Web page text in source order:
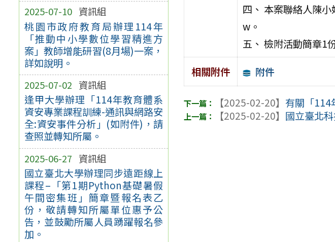
2025-07-10 資訊組
桃園市政府教育局辦理114年
「推動中小學數位學習精進方
案」教師增能研習(8月場)一案，
詳如說明。
2025-07-02 資訊組
逢甲大學辦理「114年教育體系
資安專業課程訓練-通訊與網路安
全:資安事件分析」(如附件)，請
查照並轉知所屬。
2025-06-27 資訊組
國立臺北大學辦理同步遠距線上
課程–「第1期Python基礎暑假
午間密集班」簡章暨報名表乙
份，敬請轉知所屬單位惠予公
告，並鼓勵所屬人員踴躍報名參
加。
四、 本案聯絡人陳
w。
五、 檢附活動簡章1
相關附件
附件
【2025-02-20】 有關「114
【2025-02-20】 國立臺北